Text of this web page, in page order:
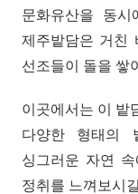
문화유산을 동
제주밭담은 거친
선조들이 돌을 쌓
이곳에서는 이 밭
다양한 형태의
싱그러운 자연
정취를 느껴보시